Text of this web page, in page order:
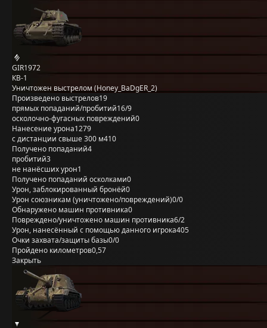
GIR1972
КВ-1
Уничтожен выстрелом (Honey_BaDgER_2)
Произведено выстрелов19
прямых попаданий/пробитий16/9
осколочно-фугасных повреждений0
Нанесение урона1279
с дистанции свыше 300 м410
Получено попаданий4
пробитий3
не нанёсших урон1
Получено попаданий осколками0
Урон, заблокированный бронёй0
Урон союзникам (уничтожено/повреждений)0/0
Обнаружено машин противника0
Повреждено/уничтожено машин противника6/2
Урон, нанесённый с помощью данного игрока405
Очки захвата/защиты базы0/0
Пройдено километров0,57
Закрыть